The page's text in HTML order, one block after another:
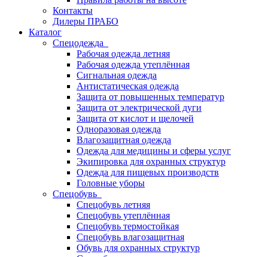
Контакты
Дилеры ПРАБО
Каталог
Спецодежда
Рабочая одежда летняя
Рабочая одежда утеплённая
Сигнальная одежда
Антистатическая одежда
Защита от повышенных температур
Защита от электрической дуги
Защита от кислот и щелочей
Одноразовая одежда
Влагозащитная одежда
Одежда для медицины и сферы услуг
Экипировка для охранных структур
Одежда для пищевых производств
Головные уборы
Спецобувь
Спецобувь летняя
Спецобувь утеплённая
Спецобувь термостойкая
Спецобувь влагозащитная
Обувь для охранных структур